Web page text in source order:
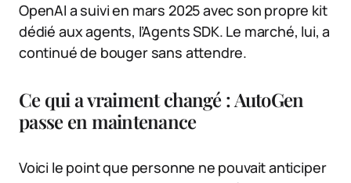
OpenAI a suivi en mars 2025 avec son propre kit
dédié aux agents, l’Agents SDK. Le marché, lui, a
continué de bouger sans attendre.
Ce qui a vraiment changé : AutoGen
passe en maintenance
Voici le point que personne ne pouvait anticiper